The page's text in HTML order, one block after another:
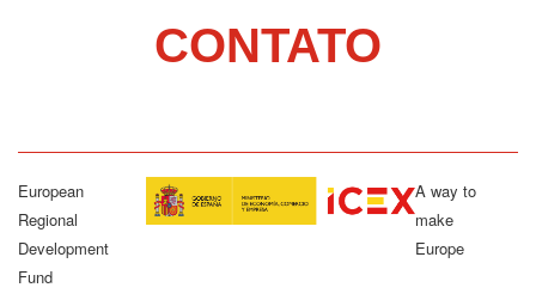
CONTATO
European
Regional
Development
Fund
A way to
make
Europe